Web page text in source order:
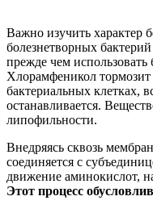
Важно изучить характер
болезнетворных
прежде чем использовать
Хлорамфеникол тормозит
бактериальных клетках,
останавливается.
липофильности.
Внедряясь сквозь
соединяется с
движение аминокислот,
Этот процесс